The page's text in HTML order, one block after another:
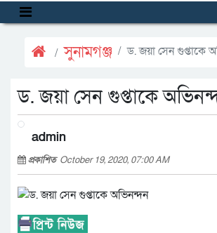
সুনামগঞ্জ ড. জয়া সেন গুপ্তাকে
ড. জয়া সেন গুপ্তাকে
admin
প্রকাশিত October 19, 2020, 07:00 AM